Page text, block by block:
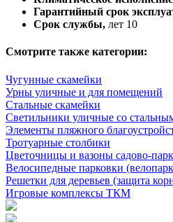
Гарантийный срок
Срок службы, лет 10
Смотрите также категории:
Чугунные скамейки
Урны уличные и для помещений
Стальные скамейки
Светильники уличные со
Элементы пляжного
Тротуарные столбики
Цветочницы и вазоны садово-
Велосипедные парковки
Решетки для деревьев (защита
Игровые комплексы ТКМ